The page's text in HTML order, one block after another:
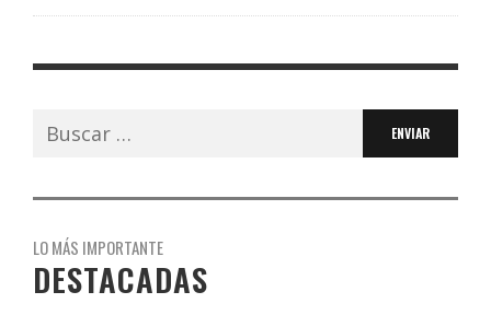
Buscar:
LO MÁS IMPORTANTE
DESTACADAS